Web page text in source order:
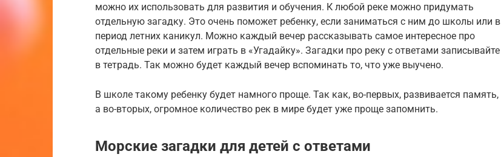
можно их использовать для развития и обучения. К любой реке можно придумать
отдельную загадку. Это очень поможет ребенку, если заниматься с ним до школы или в
период летних каникул. Можно каждый вечер рассказывать самое интересное про
отдельные реки и затем играть в «Угадайку». Загадки про реку с ответами записывайте
в тетрадь. Так можно будет каждый вечер вспоминать то, что уже выучено.
В школе такому ребенку будет намного проще. Так как, во-первых, развивается память,
а во-вторых, огромное количество рек в мире будет уже проще запомнить.
Морские загадки для детей с ответами